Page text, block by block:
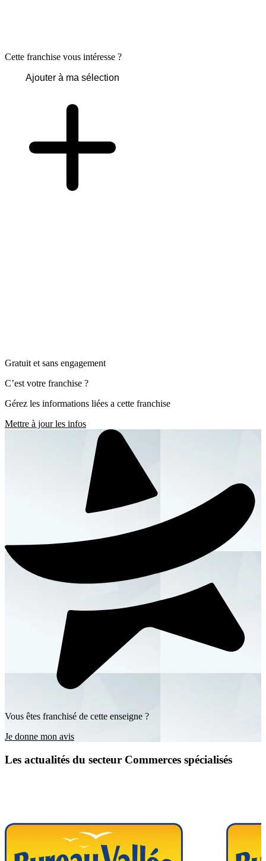
Cette franchise vous intéresse ?
Ajouter à ma sélection
Gratuit et sans engagement
C’est votre franchise ?
Gérez les informations liées a cette franchise
Mettre à jour les infos
Vous êtes franchisé de cette enseigne ?
Je donne mon avis
Les actualités du secteur Commerces spécialisés